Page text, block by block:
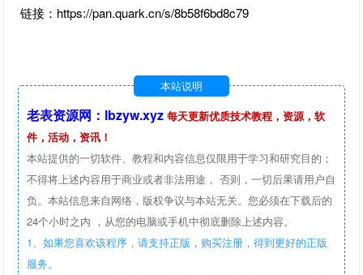
链接：https://pan.quark.cn/s/8b58f6bd8c79
本站说明
老表资源网：lbzyw.xyz 每天更新优质技术教程，资源，软
件，活动，资讯！
本站提供的一切软件、教程和内容信息仅限用于学习和研究目的；
不得将上述内容用于商业或者非法用途， 否则，一切后果请用户自
负。本站信息来自网络，版权争议与本站无关。您必须在下载后的
24个小时之内 ，从您的电脑或手机中彻底删除上述内容。
1、如果您喜欢该程序，请支持正版，购买注册，得到更好的正版
服务。